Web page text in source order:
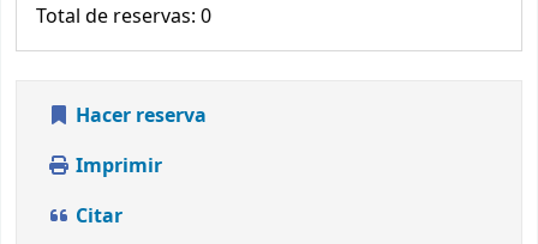
Total de reservas: 0
Hacer reserva
Imprimir
Citar